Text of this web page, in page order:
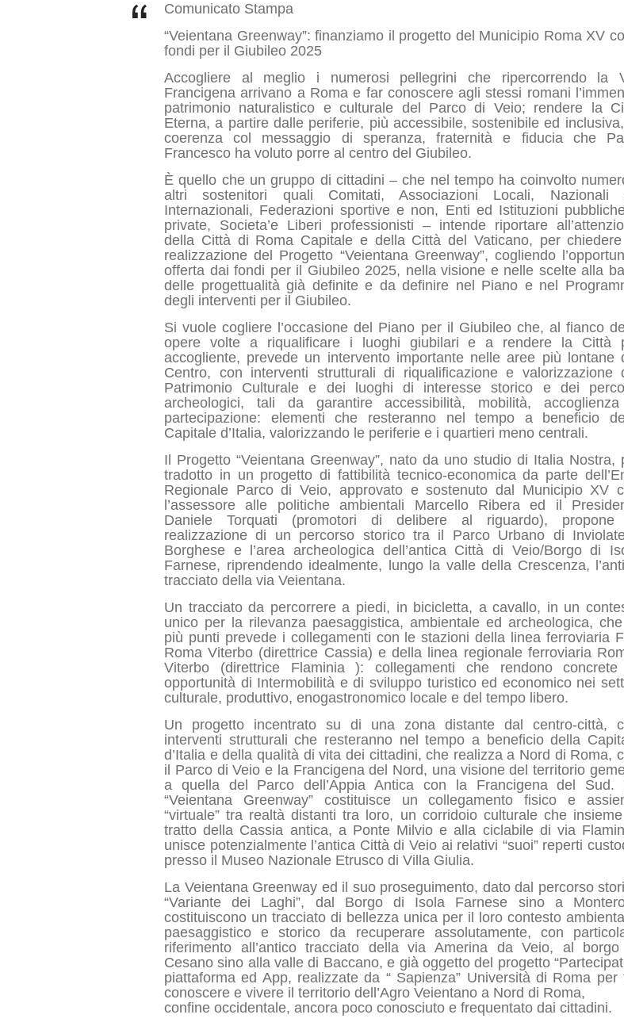
Comunicato Stampa
“Veientana Greenway”: finanziamo il progetto del Municipio Roma XV
fondi per il Giubileo 2025
Accogliere al meglio i numerosi pellegrini che ripercorrendo la
Francigena arrivano a Roma e far conoscere agli stessi romani
patrimonio naturalistico e culturale del Parco di Veio; rendere la
Eterna, a partire dalle periferie, più accessibile, sostenibile ed
coerenza col messaggio di speranza, fraternità e fiducia che
Francesco ha voluto porre al centro del Giubileo.
È quello che un gruppo di cittadini – che nel tempo ha coinvolto
altri sostenitori quali Comitati, Associazioni Locali, Nazionali
Internazionali, Federazioni sportive e non, Enti ed Istituzioni
private, Societa’e Liberi professionisti – intende riportare
della Città di Roma Capitale e della Città del Vaticano, per
realizzazione del Progetto “Veientana Greenway”, cogliendo
offerta dai fondi per il Giubileo 2025, nella visione e nelle scelte alla
delle progettualità già definite e da definire nel Piano e nel
degli interventi per il Giubileo.
Si vuole cogliere l’occasione del Piano per il Giubileo che, al fianco
opere volte a riqualificare i luoghi giubilari e a rendere la Città
accogliente, prevede un intervento importante nelle aree più lontane
Centro, con interventi strutturali di riqualificazione e valorizzazione
Patrimonio Culturale e dei luoghi di interesse storico e dei
archeologici, tali da garantire accessibilità, mobilità,
partecipazione: elementi che resteranno nel tempo a beneficio
Capitale d’Italia, valorizzando le periferie e i quartieri meno centrali.
Il Progetto “Veientana Greenway”, nato da uno studio di Italia Nostra,
tradotto in un progetto di fattibilità tecnico-economica da parte
Regionale Parco di Veio, approvato e sostenuto dal Municipio XV
l’assessore alle politiche ambientali Marcello Ribera ed il
Daniele Torquati (promotori di delibere al riguardo),
realizzazione di un percorso storico tra il Parco Urbano di
Borghese e l’area archeologica dell’antica Città di Veio/Borgo di
Farnese, riprendendo idealmente, lungo la valle della Crescenza,
tracciato della via Veientana.
Un tracciato da percorrere a piedi, in bicicletta, a cavallo, in un
unico per la rilevanza paesaggistica, ambientale ed archeologica,
più punti prevede i collegamenti con le stazioni della linea ferroviaria
Roma Viterbo (direttrice Cassia) e della linea regionale ferroviaria
Viterbo (direttrice Flaminia ): collegamenti che rendono
opportunità di Intermobilità e di sviluppo turistico ed economico nei
culturale, produttivo, enogastronomico locale e del tempo libero.
Un progetto incentrato su di una zona distante dal centro-città,
interventi strutturali che resteranno nel tempo a beneficio della
d’Italia e della qualità di vita dei cittadini, che realizza a Nord di Roma,
il Parco di Veio e la Francigena del Nord, una visione del territorio
a quella del Parco dell’Appia Antica con la Francigena del Sud.
“Veientana Greenway” costituisce un collegamento fisico e
“virtuale” tra realtà distanti tra loro, un corridoio culturale che insieme
tratto della Cassia antica, a Ponte Milvio e alla ciclabile di via
unisce potenzialmente l’antica Città di Veio ai relativi “suoi” reperti
presso il Museo Nazionale Etrusco di Villa Giulia.
La Veientana Greenway ed il suo proseguimento, dato dal percorso
“Variante dei Laghi”, dal Borgo di Isola Farnese sino a
costituiscono un tracciato di bellezza unica per il loro contesto
paesaggistico e storico da recuperare assolutamente, con
riferimento all’antico tracciato della via Amerina da Veio, al
Cesano sino alla valle di Baccano, e già oggetto del progetto
piattaforma ed App, realizzate da “ Sapienza” Università di Roma per
conoscere e vivere il territorio dell’Agro Veientano a Nord di Roma,
confine occidentale, ancora poco conosciuto e frequentato dai cittadini.